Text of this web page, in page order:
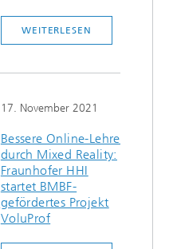
WEITERLESEN
17. November 2021
Bessere Online-Lehre
durch Mixed Reality:
Fraunhofer HHI
startet BMBF-
gefördertes Projekt
VoluProf